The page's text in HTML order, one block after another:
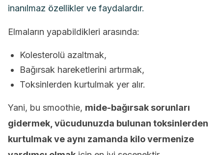
inanılmaz özellikler ve faydalardır.
Elmaların yapabildikleri arasında:
Kolesterolü azaltmak,
Bağırsak hareketlerini artırmak,
Toksinlerden kurtulmak yer alır.
Yani, bu smoothie, mide-bağırsak sorunları
gidermek, vücudunuzda bulunan toksinlerden
kurtulmak ve aynı zamanda kilo vermenize